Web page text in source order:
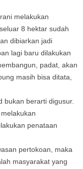
melakukan
8 hektar sudah
dibiarkan jadi
lagi baru dilakukan
padat, akan
masih bisa ditata,
bukan berarti digusur.
penataan
pertokoan, maka
masyarakat yang